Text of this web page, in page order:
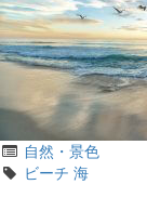
カ
テ
ゴ
自然・景色
タビーチ 海